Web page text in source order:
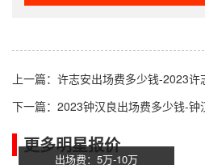
上一篇： 许志安出场费多少钱-2023许
下一篇： 2023钟汉良出场费多少钱-钟
更多明星报价
出场费：5万-10万